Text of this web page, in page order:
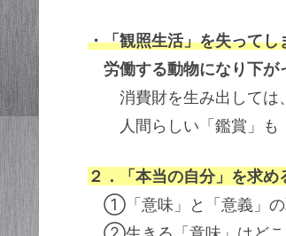
・「観照生活」を失ってし
労働する動物になり下が
消費財を生み出しては
人間らしい「鑑賞」も
２．「本当の自分」を求め
①「意味」と「意義」の